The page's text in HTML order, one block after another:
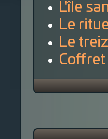
L'île
Le
Le
Coffret